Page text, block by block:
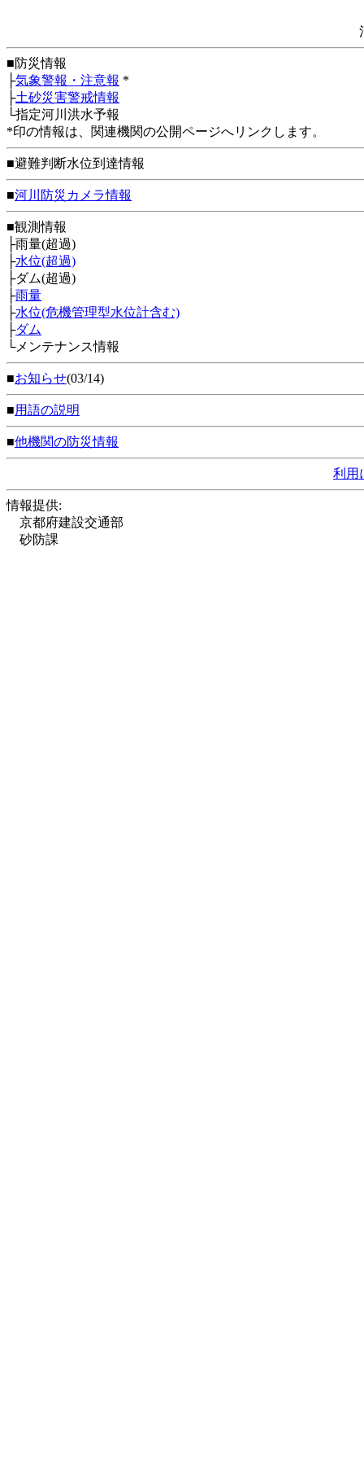
■防災情報
├気象警報・注意報 *
├土砂災害警戒情報
└指定河川洪水予報
*印の情報は、関連機関の公開ページへリンクします。
■避難判断水位到達情報
■河川防災カメラ情報
■観測情報
├雨量(超過)
├水位(超過)
├ダム(超過)
├雨量
├水位(危機管理型水位計含む)
├ダム
└メンテナンス情報
■お知らせ(03/14)
■用語の説明
■他機関の防災情報
利用
情報提供:
京都府建設交通部
砂防課